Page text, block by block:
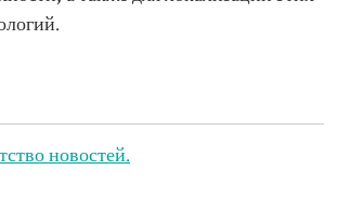
новостей.